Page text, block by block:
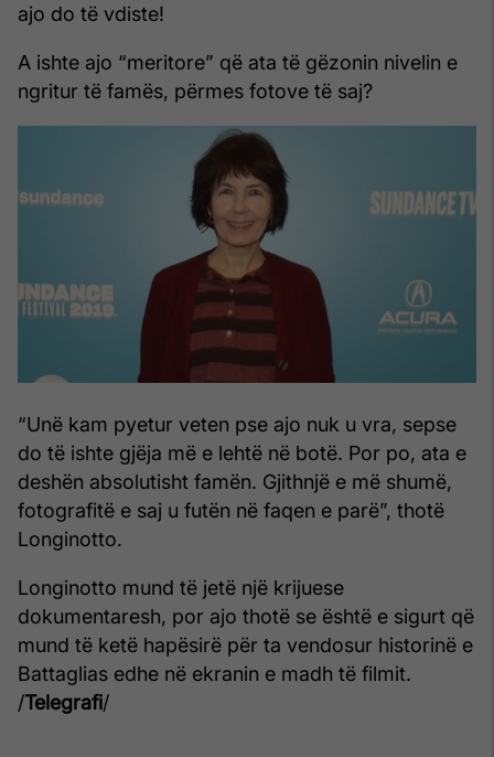
ajo do të vdiste!
A ishte ajo “meritore” që ata të gëzonin nivelin e
ngritur të famës, përmes fotove të saj?
“Unë kam pyetur veten pse ajo nuk u vra, sepse
do të ishte gjëja më e lehtë në botë. Por po, ata e
deshën absolutisht famën. Gjithnjë e më shumë,
fotografitë e saj u futën në faqen e parë”, thotë
Longinotto.
Longinotto mund të jetë një krijuese
dokumentaresh, por ajo thotë se është e sigurt që
mund të ketë hapësirë për ta vendosur historinë e
Battaglias edhe në ekranin e madh të filmit.
/Telegrafi/